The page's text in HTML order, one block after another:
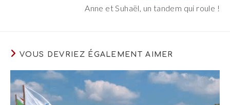
Anne et Suhaël, un tandem qui roule !
VOUS DEVRIEZ ÉGALEMENT AIMER